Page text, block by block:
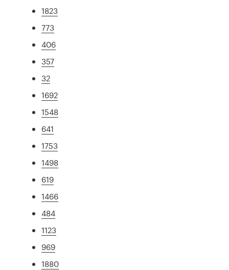
1823
773
406
357
32
1692
1548
641
1753
1498
619
1466
484
1123
969
1880